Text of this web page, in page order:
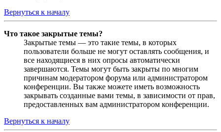
Вернуться к началу
Что такое закрытые темы?
Закрытые темы — это такие темы, в которых
пользователи больше не могут оставлять сообщения, и
все находящиеся в них опросы автоматически
завершаются. Темы могут быть закрыты по многим
причинам модератором форума или администратором
конференции. Вы также можете иметь возможность
закрывать созданные вами темы, в зависимости от прав,
предоставленных вам администратором конференции.
Вернуться к началу